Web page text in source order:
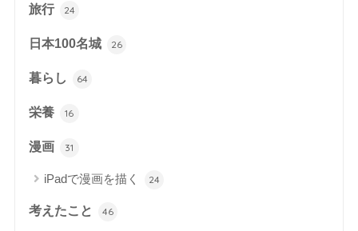
旅行 24
日本100名城 26
暮らし 64
栄養 16
漫画 31
iPadで漫画を描く 24
考えたこと 46